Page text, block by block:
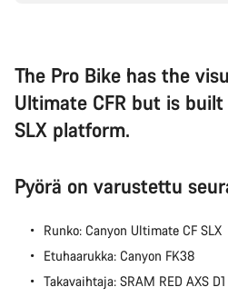
The Pro Bike has the
Ultimate CFR but is
SLX platform.
Pyörä on varustettu
Runko: Canyon Ultimate CF SLX
Etuhaarukka: Canyon FK38
Takavaihtaja: SRAM RED AXS